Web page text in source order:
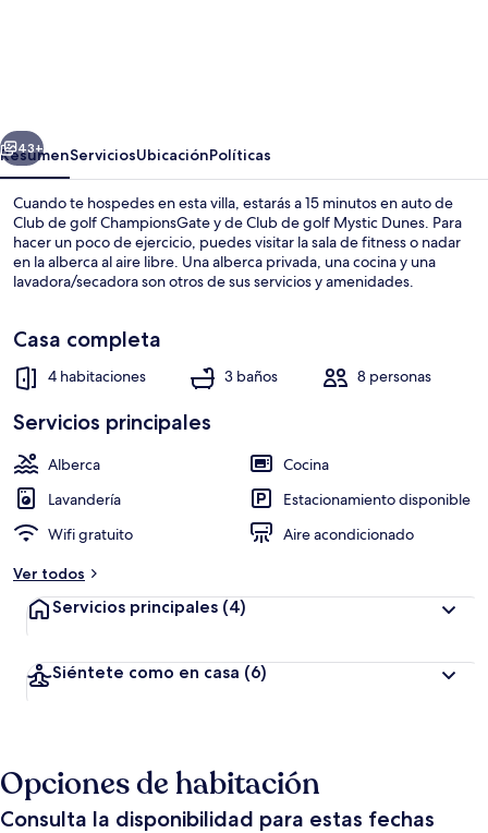
With
Private
South
Facing
Pool
spa
With
Modern
Decor
418
4 habitaciones, escritorio y wifi gratis
Siguiente
43+
ResumenServiciosUbicaciónPolíticas
Cuando te hospedes en esta villa, estarás a 15 minutos en auto de
Club de golf ChampionsGate y de Club de golf Mystic Dunes. Para
hacer un poco de ejercicio, puedes visitar la sala de fitness o nadar
en la alberca al aire libre. Una alberca privada, una cocina y una
lavadora/secadora son otros de sus servicios y amenidades.
Casa completa
4 habitaciones 3 baños 8 personas
Servicios principales
Alberca
Cocina
Lavandería
Estacionamiento disponible
Wifi gratuito
Aire acondicionado
Ver todos
Servicios principales (4)
Siéntete como en casa (6)
Opciones de habitación
Consulta la disponibilidad para estas fechas